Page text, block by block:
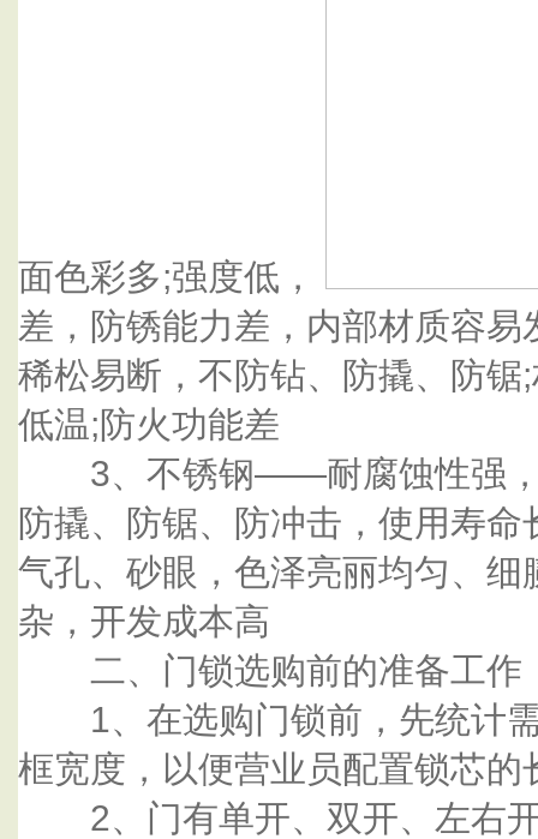
面色彩多;强度低，
差，防锈能力差，内部材质容
稀松易断，不防钻、防撬、防
低温;防火功能差
3、不锈钢——耐腐蚀性强，
防撬、防锯、防冲击，使用寿
气孔、砂眼，色泽亮丽均匀、
杂，开发成本高
二、门锁选购前的准备工作
1、在选购门锁前，先统计需
框宽度，以便营业员配置锁芯的
2、门有单开、双开、左右开